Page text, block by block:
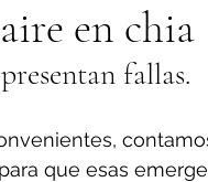
en chia
fallas.
que esas